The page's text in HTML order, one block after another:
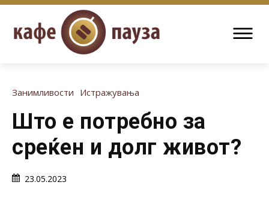
Занимливости Истражувања
Што е потребно за
среќен и долг живот?
23.05.2023